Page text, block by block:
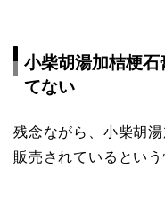
小柴胡湯加桔梗
てない
残念ながら、小柴胡
販売されているとい